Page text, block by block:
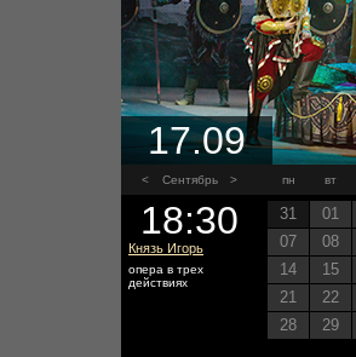
< Сентябрь > пн вт
31 01
07
08
14
15
21
22
28
29
17.09
18:30
Князь Игорь
опера в трех
действиях